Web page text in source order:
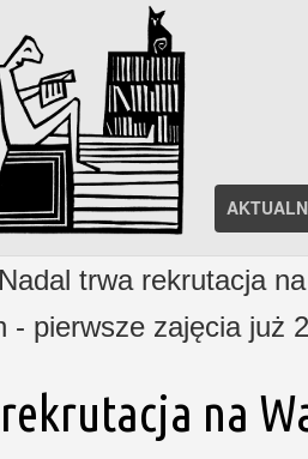
trwa rekrutacja
- pierwsze zajęcia już
na